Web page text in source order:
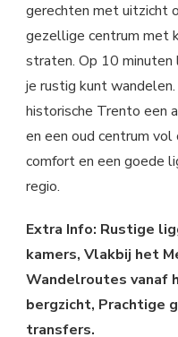
gerechten met uitzicht
gezellige centrum met
straten. Op 10
je rustig kunt
historische Trento een
en een oud centrum
comfort en een goede
regio.
Extra Info: Rustige
kamers, Vlakbij het
Wandelroutes vanaf
bergzicht, Prachtige
transfers.